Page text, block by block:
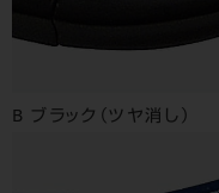
B ブラック（ツヤ消し）